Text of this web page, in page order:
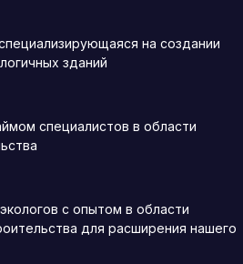
на создании
зданий
специалистов в области
с опытом в области
для расширения нашего